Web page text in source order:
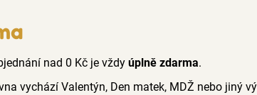
nad 0 Kč je vždy úplně zdarma.
vychází Valentýn, Den matek, MDŽ nebo jiný